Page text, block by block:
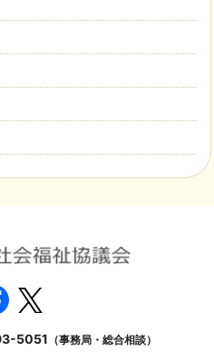
5051 （事務局・総合相談）